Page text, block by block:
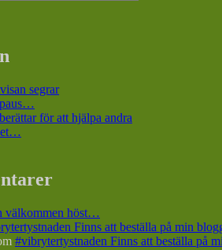
segrar
för att hjälpa andra
välkommen höst…
Finns att beställa på min
#vibrytertystnaden Finns att beställa på